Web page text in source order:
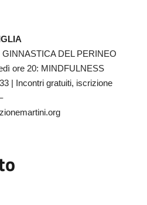
GINNASTICA DEL PERINEO
ore 20: MINDFULNESS
| Incontri gratuiti, iscrizione